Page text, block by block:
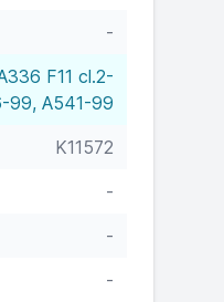
-
F11 cl.2-
99, A541-99
K11572
-
-
-